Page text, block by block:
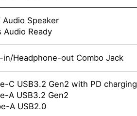
Audio Speaker
Audio Ready
in/Headphone-out Combo Jack
C USB3.2 Gen2 with PD charging
A USB3.2 Gen2
A USB2.0